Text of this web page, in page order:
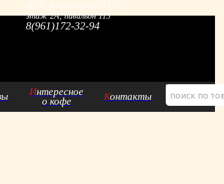
пр. Б. Хмельницкого, 137Т,
этаж 2А, павильон 113
8(961)172-32-94
Интересное
о кофе
Контакты